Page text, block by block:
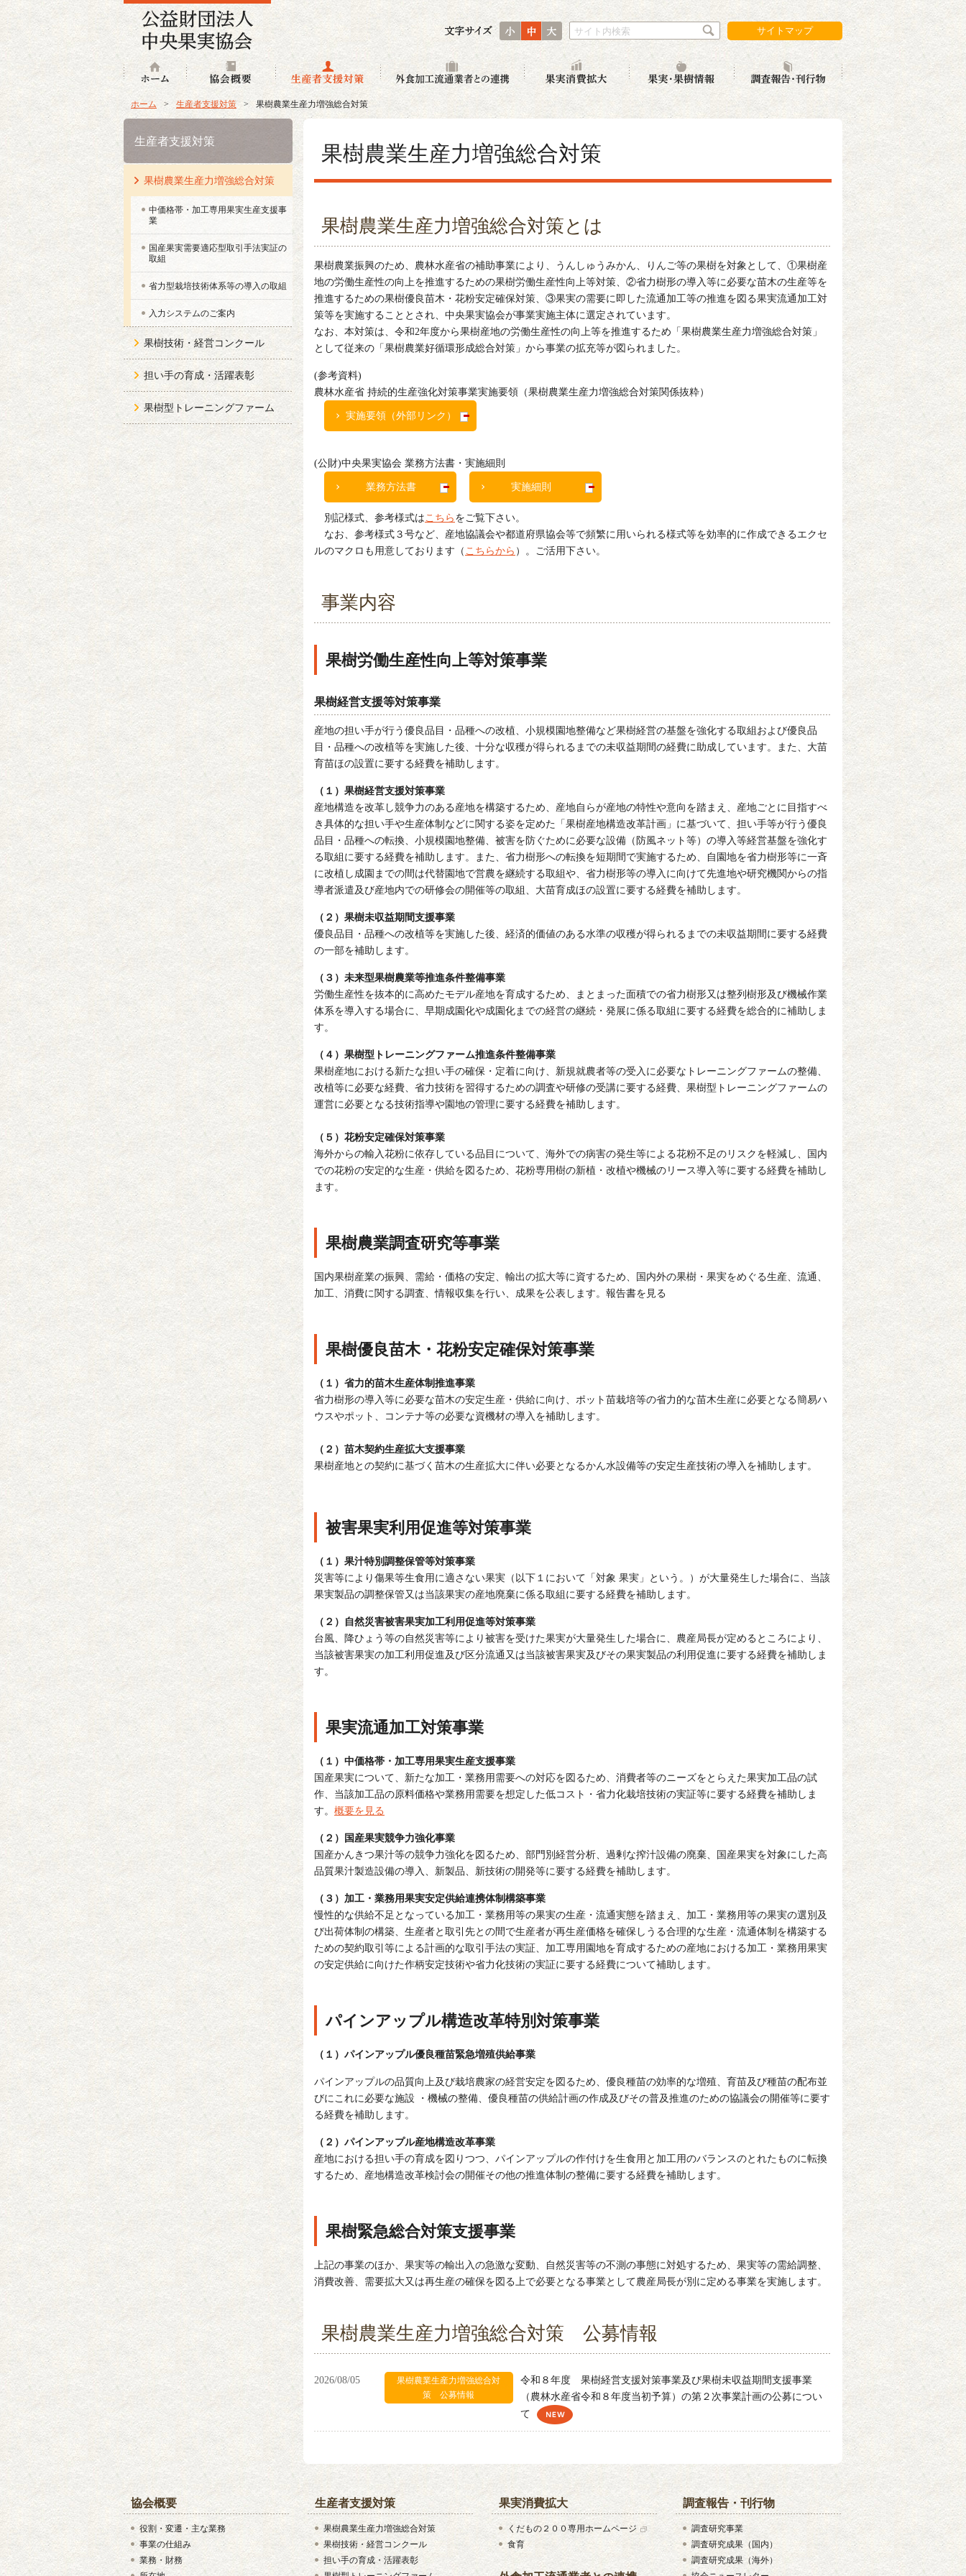
小 中 サイト内検索 サイトマップ
生産者支援対策 外食加工流通業者との連携果実消費拡大 果実・果樹情報
ホーム > 生産者支援対策 > 果樹農業生産力増強総合対策
生産者支援対策
果樹農業生産力増強総合対策
中価格帯・加工専用果実生産支援事
業
国産果実需要適応型取引手法実証の
取組
省力型栽培技術体系等の導入の取組
入力システムのご案内
果樹技術・経営コンクール
担い手の育成・活躍表彰
果樹型トレーニングファーム
果樹農業生産力増強総合対策
果樹農業生産力増強総合対策とは
果樹農業振興のため、農林水産省の補助事業により、うんしゅうみかん、りんご等の果樹を対象として、①果樹産
地の労働生産性の向上を推進するための果樹労働生産性向上等対策、②省力樹形の導入等に必要な苗木の生産等を
推進するための果樹優良苗木・花粉安定確保対策、③果実の需要に即した流通加工等の推進を図る果実流通加工対
策等を実施することとされ、中央果実協会が事業実施主体に選定されています。
なお、本対策は、令和2年度から果樹産地の労働生産性の向上等を推進するため「果樹農業生産力増強総合対策」
として従来の「果樹農業好循環形成総合対策」から事業の拡充等が図られました。
(参考資料)
農林水産省 持続的生産強化対策事業実施要領（果樹農業生産力増強総合対策関係抜粋）
実施要領（外部リンク）
(公財)中央果実協会 業務方法書・実施細則
業務方法書 実施細則
別記様式、参考様式はこちら をご覧下さい。
なお、参考様式３号など、産地協議会や都道府県協会等で頻繁に用いられる様式等を効率的に作成できるエクセ
ルのマクロも用意しております（ こちらから ）。ご活用下さい。
事業内容
果樹労働生産性向上等対策事業
果樹経営支援等対策事業
産地の担い手が行う優良品目・品種への改植、小規模園地整備など果樹経営の基盤を強化する取組および優良品
目・品種への改植等を実施した後、十分な収穫が得られるまでの未収益期間の経費に助成しています。また、大苗
育苗ほの設置に要する経費を補助します。
（１）果樹経営支援対策事業
産地構造を改革し競争力のある産地を構築するため、産地自らが産地の特性や意向を踏まえ、産地ごとに目指すべ
き具体的な担い手や生産体制などに関する姿を定めた「果樹産地構造改革計画」に基づいて、担い手等が行う優良
品目・品種への転換、小規模園地整備、被害を防ぐために必要な設備（防風ネット等）の導入等経営基盤を強化す
る取組に要する経費を補助します。また、省力樹形への転換を短期間で実施するため、自園地を省力樹形等に一斉
に改植し成園までの間は代替園地で営農を継続する取組や、省力樹形等の導入に向けて先進地や研究機関からの指
導者派遣及び産地内での研修会の開催等の取組、大苗育成ほの設置に要する経費を補助します。
（２）果樹未収益期間支援事業
優良品目・品種への改植等を実施した後、経済的価値のある水準の収穫が得られるまでの未収益期間に要する経費
の一部を補助します。
（３）未来型果樹農業等推進条件整備事業
労働生産性を抜本的に高めたモデル産地を育成するため、まとまった面積での省力樹形又は整列樹形及び機械作業
体系を導入する場合に、早期成園化や成園化までの経営の継続・発展に係る取組に要する経費を総合的に補助しま
す。
（４）果樹型トレーニングファーム推進条件整備事業
果樹産地における新たな担い手の確保・定着に向け、新規就農者等の受入に必要なトレーニングファームの整備、
改植等に必要な経費、省力技術を習得するための調査や研修の受講に要する経費、果樹型トレーニングファームの
運営に必要となる技術指導や園地の管理に要する経費を補助します。
（５）花粉安定確保対策事業
海外からの輸入花粉に依存している品目について、海外での病害の発生等による花粉不足のリスクを軽減し、国内
での花粉の安定的な生産・供給を図るため、花粉専用樹の新植・改植や機械のリース導入等に要する経費を補助し
ます。
果樹農業調査研究等事業
国内果樹産業の振興、需給・価格の安定、輸出の拡大等に資するため、国内外の果樹・果実をめぐる生産、流通、
加工、消費に関する調査、情報収集を行い、成果を公表します。報告書を見る
果樹優良苗木・花粉安定確保対策事業
（ １ ）省力的苗木生産体制推進事業
省力樹形の導入等に必要な苗木の安定生産・供給に向け、ポット苗栽培等の省力的な苗木生産に必要となる簡易ハ
ウスやポット、コンテナ等の必要な資機材の導入を補助します。
（ ２ ）苗木契約生産拡大支援事業
果樹産地との契約に基づく苗木の生産拡大に伴い必要となるかん水設備等の安定生産技術の導入を補助します。
被害果実利用促進等対策事業
（１）果汁特別調整保管等対策事業
災害等により傷果等生食用に適さない果実（以下１において「対象 果実」という。）が大量発生した場合に、当該
果実製品の調整保管又は当該果実の産地廃棄に係る取組に要する経費を補助します。
（２）自然災害被害果実加工利用促進等対策事業
台風、降ひょう等の自然災害等により被害を受けた果実が大量発生した場合に、農産局長が定めるところにより、
当該被害果実の加工利用促進及び区分流通又は当該被害果実及びその果実製品の利用促進に要する経費を補助しま
す。
果実流通加工対策事業
（１）中価格帯・加工専用果実生産支援事業
国産果実について、新たな加工・業務用需要への対応を図るため、消費者等のニーズをとらえた果実加工品の試
作、当該加工品の原料価格や業務用需要を想定した低コスト・省力化栽培技術の実証等に要する経費を補助しま
す。 概要を見る
（２）国産果実競争力強化事業
国産かんきつ果汁等の競争力強化を図るため、部門別経営分析、過剰な搾汁設備の廃棄、国産果実を対象にした高
品質果汁製造設備の導入、新製品、新技術の開発等に要する経費を補助します。
（３）加工・業務用果実安定供給連携体制構築事業
慢性的な供給不足となっている加工・業務用等の果実の生産・流通実態を踏まえ、加工・業務用等の果実の選別及
び出荷体制の構築、生産者と取引先との間で生産者が再生産価格を確保しうる合理的な生産・流通体制を構築する
ための契約取引等による計画的な取引手法の実証、加工専用園地を育成するための産地における加工・業務用果実
の安定供給に向けた作柄安定技術や省力化技術の実証に要する経費について補助します。
パインアップル構造改革特別対策事業
（１）パインアップル優良種苗緊急増殖供給事業
パインアップルの品質向上及び栽培農家の経営安定を図るため、優良種苗の効率的な増殖、育苗及び種苗の配布並
びにこれに必要な施設 ・機械の整備、優良種苗の供給計画の作成及びその普及推進のための協議会の開催等に要す
る経費を補助します。
（２）パインアップル産地構造改革事業
産地における担い手の育成を図りつつ、パインアップルの作付けを生食用と加工用のバランスのとれたものに転換
するため、産地構造改革検討会の開催その他の推進体制の整備に要する経費を補助します。
果樹緊急総合対策支援事業
上記の事業のほか、果実等の輸出入の急激な変動、自然災害等の不測の事態に対処するため、果実等の需給調整、
消費改善、需要拡大又は再生産の確保を図る上で必要となる事業として農産局長が別に定める事業を実施します。
果樹農業生産力増強総合対策 公募情報
2026/08/05
果樹農業生産力増強総合対
策 公募情報
令和８年度 果樹経営支援対策事業及び果樹未収益期間支援事業
（農林水産省令和８年度当初予算）の第２次事業計画の公募につい
て
協会概要
役割・変遷・主な業務
事業の仕組み
業務・財務
生産者支援対策
果樹農業生産力増強総合対策
果樹技術・経営コンクール
担い手の育成・活躍表彰
果実消費拡大
くだもの２００専用ホームページ
食育
調査報告・刊行物
調査研究事業
調査研究成果（国内）
調査研究成果（海外）